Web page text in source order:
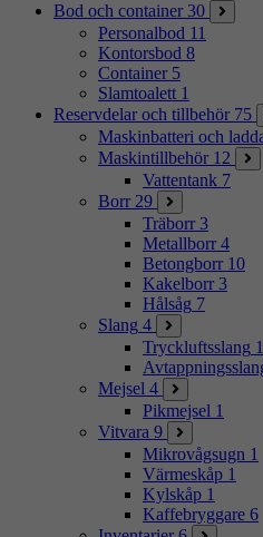
Bod och container 30
Personalbod 11
Kontorsbod 8
Container 5
Slamtoalett 1
Reservdelar och tillbehör 75
Maskinbatteri och
Maskintillbehör 12
Vattentank 7
Borr 29
Träborr 3
Metallborr 4
Betongborr 10
Kakelborr 3
Hålsåg 7
Slang 4
Tryckluftsslang 1
Mejsel 4
Pikmejsel 1
Vitvara 9
Mikrovågsugn 1
Värmeskåp 1
Kylskåp 1
Kaffebryggare 6